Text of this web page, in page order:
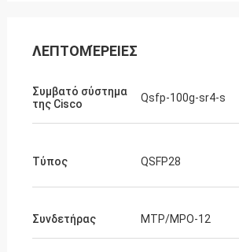
Είμαι ευτυχής βρήκα αυτούς τους
ΛΕΠΤΟΜΈΡΕΙΕΣ
Συμβατό σύστημα
της Cisco
Qsfp-100g-sr4-s
Τύπος QSFP28
Συνδετήρας MTP/MPO-12